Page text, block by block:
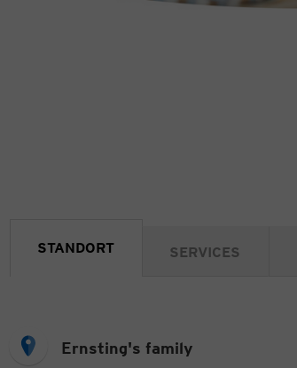
STANDORT SERVICES
Ernsting's family